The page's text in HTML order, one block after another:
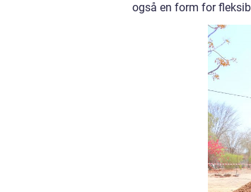
også en form for